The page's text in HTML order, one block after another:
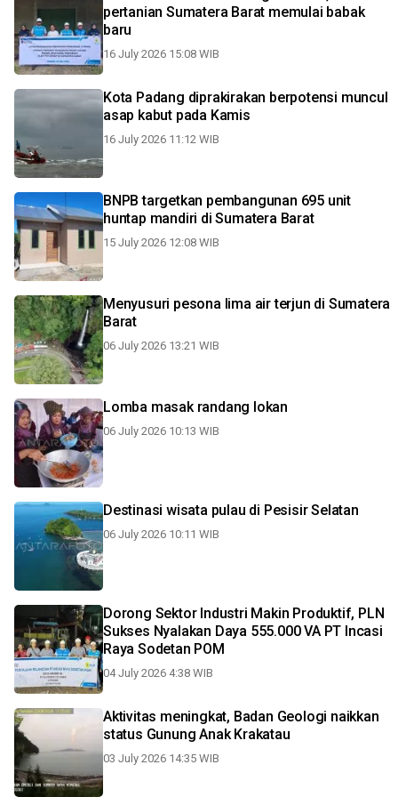
pertanian Sumatera Barat memulai babak
baru
16 July 2026 15:08 WIB
Kota Padang diprakirakan berpotensi muncul
asap kabut pada Kamis
16 July 2026 11:12 WIB
BNPB targetkan pembangunan 695 unit
huntap mandiri di Sumatera Barat
15 July 2026 12:08 WIB
Menyusuri pesona lima air terjun di Sumatera
Barat
06 July 2026 13:21 WIB
Lomba masak randang lokan
06 July 2026 10:13 WIB
Destinasi wisata pulau di Pesisir Selatan
06 July 2026 10:11 WIB
Dorong Sektor Industri Makin Produktif, PLN
Sukses Nyalakan Daya 555.000 VA PT Incasi
Raya Sodetan POM
04 July 2026 4:38 WIB
Aktivitas meningkat, Badan Geologi naikkan
status Gunung Anak Krakatau
03 July 2026 14:35 WIB